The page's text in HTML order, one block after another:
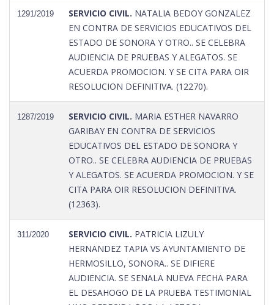
1291/2019 SERVICIO CIVIL. NATALIA BEDOY GONZALEZ
EN CONTRA DE SERVICIOS EDUCATIVOS DEL
ESTADO DE SONORA Y OTRO.. SE CELEBRA
AUDIENCIA DE PRUEBAS Y ALEGATOS. SE
ACUERDA PROMOCION. Y SE CITA PARA OIR
RESOLUCION DEFINITIVA. (12270).
1287/2019 SERVICIO CIVIL. MARIA ESTHER NAVARRO
GARIBAY EN CONTRA DE SERVICIOS
EDUCATIVOS DEL ESTADO DE SONORA Y
OTRO.. SE CELEBRA AUDIENCIA DE PRUEBAS
Y ALEGATOS. SE ACUERDA PROMOCION. Y SE
CITA PARA OIR RESOLUCION DEFINITIVA.
(12363).
311/2020 SERVICIO CIVIL. PATRICIA LIZULY
HERNANDEZ TAPIA VS AYUNTAMIENTO DE
HERMOSILLO, SONORA.. SE DIFIERE
AUDIENCIA. SE SENALA NUEVA FECHA PARA
EL DESAHOGO DE LA PRUEBA TESTIMONIAL